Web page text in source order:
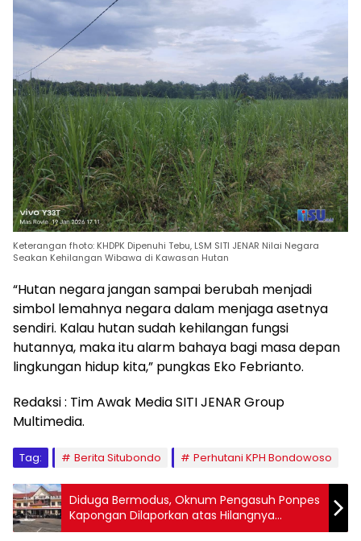
Keterangan fhoto: KHDPK Dipenuhi Tebu, LSM SITI JENAR Nilai Negara
Seakan Kehilangan Wibawa di Kawasan Hutan
“Hutan negara jangan sampai berubah menjadi
simbol lemahnya negara dalam menjaga asetnya
sendiri. Kalau hutan sudah kehilangan fungsi
hutannya, maka itu alarm bahaya bagi masa depan
lingkungan hidup kita,” pungkas Eko Febrianto.
Redaksi : Tim Awak Media SITI JENAR Group
Multimedia.
Tag: Berita Situbondo Perhutani KPH Bondowoso
Diduga Bermodus, Oknum Pengasuh Ponpes
Kapongan Dilaporkan atas Hilangnya
Santriwati nya.